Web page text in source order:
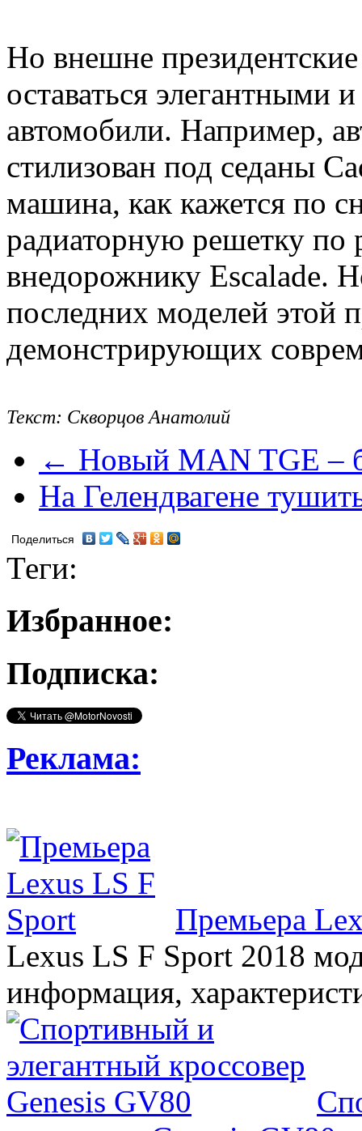
Но внешне
оставаться элегантными
автомобили. Например,
стилизован под седаны
машина, как кажется по
радиаторную решетку
внедорожнику Escalade.
последних моделей этой
демонстрирующих
Текст: Скворцов Анатолий
← Новый MAN TGE –
На Гелендвагене
Поделиться
Теги:
Избранное:
Подписка:
Реклама:
Премьера
Lexus LS F Sport 2018
информация,